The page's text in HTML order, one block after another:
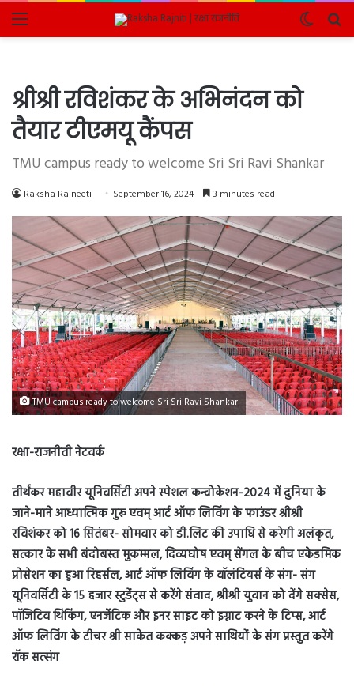
Menu
Switch
skin
श्रीश्री रविशंकर के अभिनंदन को
तैयार टीएमयू कैंपस
TMU campus ready to welcome Sri Sri Ravi Shankar
Raksha Rajneeti September 16, 2024 3 minutes read
TMU campus ready to welcome Sri Sri Ravi Shankar
रक्षा-राजनीती नेटवर्क
तीर्थंकर महावीर यूनिवर्सिटी अपने स्पेशल कन्वोकेशन-2024 में दुनिया के
जाने-माने आध्यात्मिक गुरू एवम् आर्ट ऑफ लिविंग के फाउंडर श्रीश्री
रविशंकर को 16 सितंबर- सोमवार को डी.लिट की उपाधि से करेगी अलंकृत,
सत्कार के सभी बंदोबस्त मुकम्मल, दिव्यघोष एवम् सेंगल के बीच एकेडमिक
प्रोसेशन का हुआ रिहर्सल, आर्ट ऑफ लिविंग के वॉलंटियर्स के संग- संग
यूनिवर्सिटी के 15 हजार स्टुडेंट्स से करेंगे संवाद, श्रीश्री युवान को देंगे सक्सेस,
पॉजिटिव थिंकिंग, एनर्जेटिक और इनर साइट को इग्नाट करने के टिप्स, आर्ट
ऑफ लिविंग के टीचर श्री साकेत कक्कड़ अपने साथियों के संग प्रस्तुत करेंगे
रॉक सत्संग